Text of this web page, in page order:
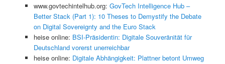
www.govtechintelhub.org: GovTech Intelligence Hub –
Better Stack (Part 1): 10 Theses to Demystify the Debate
on Digital Sovereignty and the Euro Stack
heise online: BSI-Präsidentin: Digitale Souveränität für
Deutschland vorerst unerreichbar
heise online: Digitale Abhängigkeit: Plattner betont Umweg